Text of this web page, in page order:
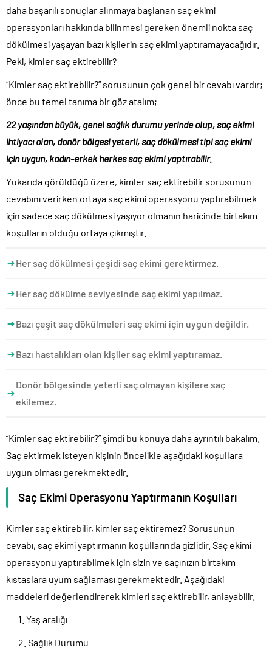
daha başarılı sonuçlar alınmaya başlanan saç ekimi
operasyonları hakkında bilinmesi gereken önemli nokta saç
dökülmesi yaşayan bazı kişilerin saç ekimi yaptıramayacağıdır.
Peki, kimler saç ektirebilir?
“Kimler saç ektirebilir?” sorusunun çok genel bir cevabı vardır;
önce bu temel tanıma bir göz atalım;
22 yaşından büyük, genel sağlık durumu yerinde olup, saç ekimi
ihtiyacı olan, donör bölgesi yeterli, saç dökülmesi tipi saç ekimi
için uygun, kadın-erkek herkes saç ekimi yaptırabilir.
Yukarıda görüldüğü üzere, kimler saç ektirebilir sorusunun
cevabını verirken ortaya saç ekimi operasyonu yaptırabilmek
için sadece saç dökülmesi yaşıyor olmanın haricinde birtakım
koşulların olduğu ortaya çıkmıştır.
Her saç dökülmesi çeşidi saç ekimi gerektirmez.
Her saç dökülme seviyesinde saç ekimi yapılmaz.
Bazı çeşit saç dökülmeleri saç ekimi için uygun değildir.
Bazı hastalıkları olan kişiler saç ekimi yaptıramaz.
Donör bölgesinde yeterli saç olmayan kişilere saç
ekilemez.
“Kimler saç ektirebilir?” şimdi bu konuya daha ayrıntılı bakalım.
Saç ektirmek isteyen kişinin öncelikle aşağıdaki koşullara
uygun olması gerekmektedir.
Saç Ekimi Operasyonu Yaptırmanın Koşulları
Kimler saç ektirebilir, kimler saç ektiremez? Sorusunun
cevabı, saç ekimi yaptırmanın koşullarında gizlidir. Saç ekimi
operasyonu yaptırabilmek için sizin ve saçınızın birtakım
kıstaslara uyum sağlaması gerekmektedir. Aşağıdaki
maddeleri değerlendirerek kimleri saç ektirebilir, anlayabilir.
Yaş aralığı
Sağlık Durumu